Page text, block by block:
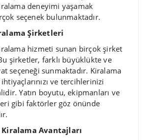
deneyimi yaşamak
seçenek bulunmaktadır.
Şirketleri
hizmeti sunan birçok şirket
şirketler, farklı büyüklükte ve
seçeneği sunmaktadır. Kiralama
ve tercihlerinizi
Yatın boyutu, ekipmanları ve
gibi faktörler göz önünde
Kiralama Avantajları